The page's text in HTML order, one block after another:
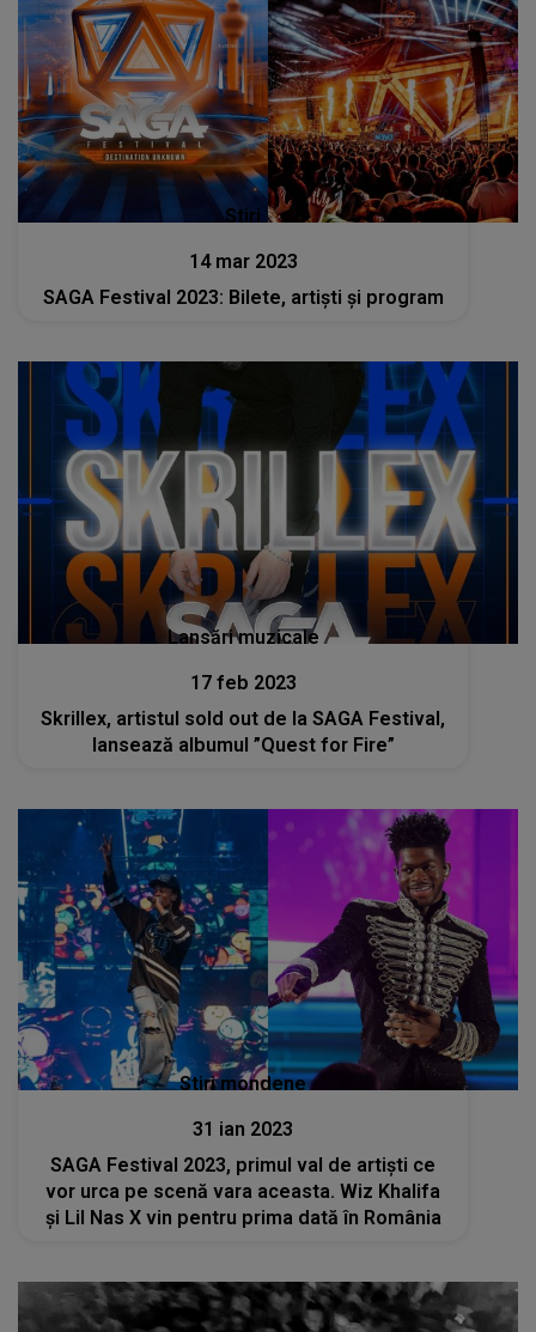
Stiri
14 mar 2023
SAGA Festival 2023: Bilete, artiști și program
Lansări muzicale
17 feb 2023
Skrillex, artistul sold out de la SAGA Festival,
lansează albumul ”Quest for Fire”
Stiri mondene
31 ian 2023
SAGA Festival 2023, primul val de artiști ce
vor urca pe scenă vara aceasta. Wiz Khalifa
și Lil Nas X vin pentru prima dată în România